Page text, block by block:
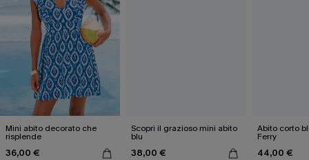
Mini abito decorato che
risplende
36,00 €
Scopri il grazioso mini abito
blu
38,00 €
Abito corto
Ferry
44,00 €